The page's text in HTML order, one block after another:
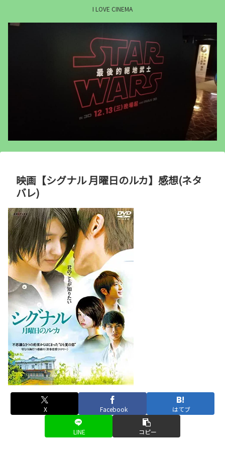
I LOVE CINEMA
映画【シグナル 月曜日のルカ】感想(ネタ
バレ)
X Facebook はてブ
LINE コピー